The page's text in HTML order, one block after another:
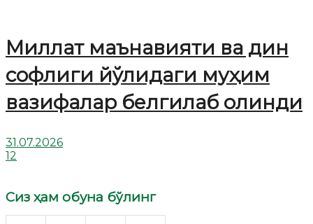
Миллат маънавияти ва дин
софлиги йўлидаги муҳим
вазифалар белгилаб олинди
31.07.2026
12
Сиз ҳам обуна бўлинг